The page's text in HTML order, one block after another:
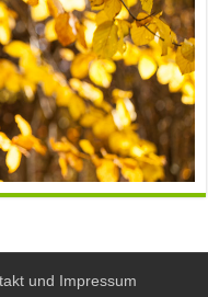
und Impressum